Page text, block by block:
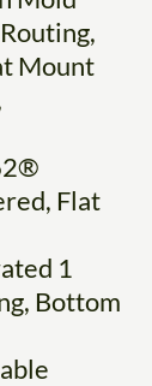
Mount
Flat
1
Bottom